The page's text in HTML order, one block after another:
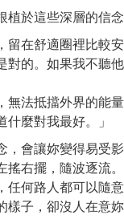
於這些深層的信念
在舒適圈裡比較安
對的。如果我不聽
法抵擋外界的能量
麼對我最好。」
，會讓妳變得易受
搖右擺，隨波逐流
任何路人都可以隨
子，卻沒人在意妳